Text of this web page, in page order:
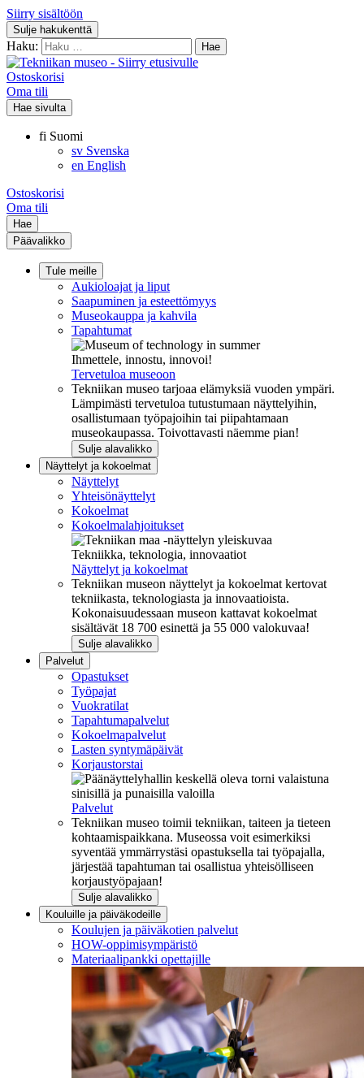
Siirry sisältöön
Sulje hakukenttä
Haku:
Ostoskorisi
Oma tili
Hae sivulta
fi Suomi
sv Svenska
en English
Ostoskorisi
Oma tili
Hae
Päävalikko
Tule meille
Aukioloajat ja liput
Saapuminen ja esteettömyys
Museokauppa ja kahvila
Tapahtumat
Ihmettele, innostu, innovoi!
Tervetuloa museoon
Tekniikan museo tarjoaa elämyksiä vuoden ympäri.
Lämpimästi tervetuloa tutustumaan näyttelyihin,
osallistumaan työpajoihin tai piipahtamaan
museokaupassa. Toivottavasti näemme pian!
Sulje alavalikko
Näyttelyt ja kokoelmat
Näyttelyt
Yhteisönäyttelyt
Kokoelmat
Kokoelmalahjoitukset
Tekniikka, teknologia, innovaatiot
Näyttelyt ja kokoelmat
Tekniikan museon näyttelyt ja kokoelmat kertovat
tekniikasta, teknologiasta ja innovaatioista.
Kokonaisuudessaan museon kattavat kokoelmat
sisältävät 18 700 esinettä ja 55 000 valokuvaa!
Sulje alavalikko
Palvelut
Opastukset
Työpajat
Vuokratilat
Tapahtumapalvelut
Kokoelmapalvelut
Lasten syntymäpäivät
Korjaustorstai
Palvelut
Tekniikan museo toimii tekniikan, taiteen ja tieteen
kohtaamispaikkana. Museossa voit esimerkiksi
syventää ymmärrystäsi opastuksella tai työpajalla,
järjestää tapahtuman tai osallistua yhteisölliseen
korjaustyöpajaan!
Sulje alavalikko
Kouluille ja päiväkodeille
Koulujen ja päiväkotien palvelut
HOW-oppimisympäristö
Materiaalipankki opettajille